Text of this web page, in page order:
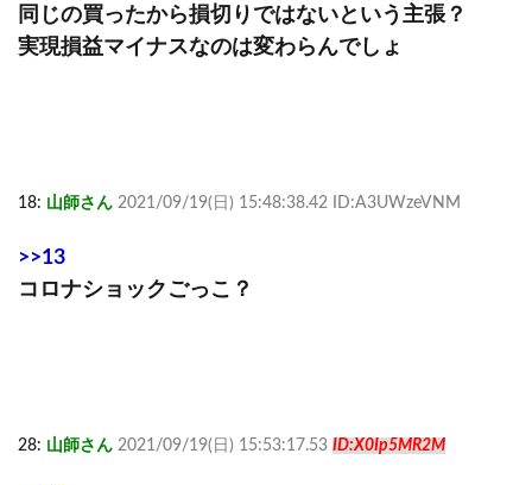
同じの買ったから損切りではないという主張？
実現損益マイナスなのは変わらんでしょ
18: 山師さん 2021/09/19(日) 15:48:38.42 ID:A3UWzeVNM
>>13
コロナショックごっこ？
28: 山師さん 2021/09/19(日) 15:53:17.53 ID:X0Ip5MR2M